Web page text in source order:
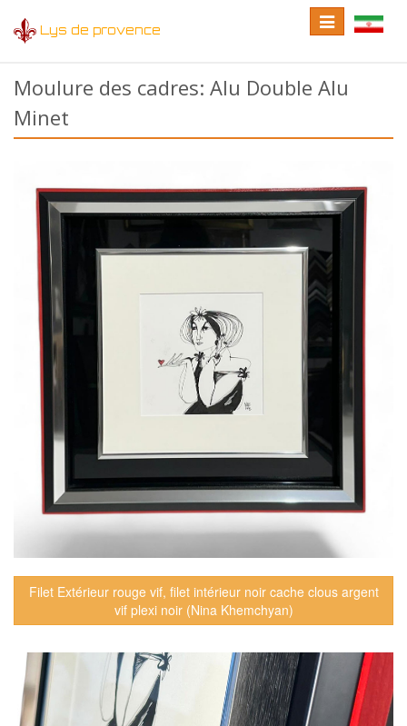
Lys de provence
Toggle
Toggle
navigation
Moulure des cadres: Alu Double Alu
Minet
Filet Extérieur rouge vif, filet intérieur noir cache clous argent
vif plexi noir (Nina Khemchyan)